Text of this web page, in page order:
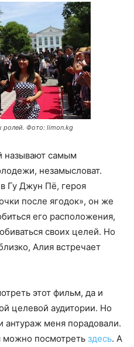
ролей. Фото: limon.kg
называют самым
незамысловат.
Гу Джун Пё, героя
после ягодок», он же
его расположения,
своих целей. Но
Алия встречает
этот фильм, да и
целевой аудитории. Но
антураж меня порадовали.
посмотреть здесь. А